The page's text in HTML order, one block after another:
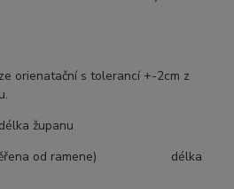
orienatační s tolerancí +-2cm z
ramene) délka